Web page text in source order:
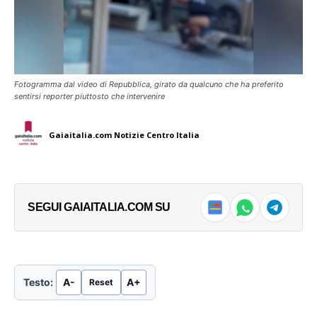
Fotogramma dal video di Repubblica, girato da qualcuno che ha preferito
sentirsi reporter piuttosto che intervenire
Gaiaitalia.com Notizie Centro Italia
SEGUI GAIAITALIA.COM SU
Testo: A- Reset A+